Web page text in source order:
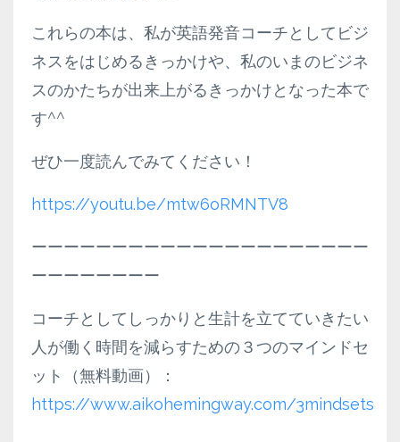
これらの本は、私が英語発音コーチとしてビジ
ネスをはじめるきっかけや、私のいまのビジネ
スのかたちが出来上がるきっかけとなった本で
す^^
ぜひ一度読んでみてください！
https://youtu.be/mtw6oRMNTV8
ーーーーーーーーーーーーーーーーーーーーー
ーーーーーーーー
コーチとしてしっかりと生計を立てていきたい
人が働く時間を減らすための３つのマインドセ
ット（無料動画）：
https://www.aikohemingway.com/3mindsets